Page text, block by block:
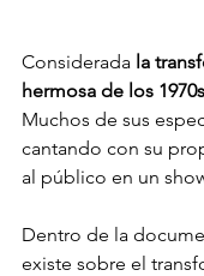
Considerada la
hermosa de los
Muchos de sus
cantando con su
al público en un
Dentro de la
existe sobre el